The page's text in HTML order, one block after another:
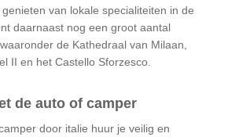
van lokale specialiteiten in de
daarnaast nog een groot aantal
de Kathedraal van Milaan,
II en het Castello Sforzesco.​
de auto of camper
door italie huur je veilig en